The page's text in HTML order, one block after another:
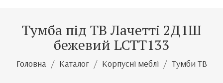
Тумба під ТВ Лачетті 2Д1Ш
бежевий LCTT133
Головна Каталог Корпусні меблі Тумби ТВ